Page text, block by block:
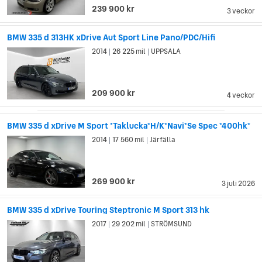
3 veckor
239 900 kr
BMW 335 d 313HK xDrive Aut Sport Line Pano/PDC/Hifi
4 veckor
2014 26 225 mil UPPSALA
209 900 kr
BMW 335 d xDrive M Sport *Taklucka*H/K*Navi*Se Spec *400hk*
3 juli 2026
2014 17 560 mil Järfälla
269 900 kr
BMW 335 d xDrive Touring Steptronic M Sport 313 hk
2017 29 202 mil STRÖMSUND